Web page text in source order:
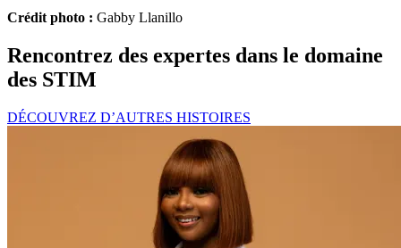
Crédit photo : Gabby Llanillo
Rencontrez des expertes dans le domaine
des STIM
DÉCOUVREZ D’AUTRES HISTOIRES